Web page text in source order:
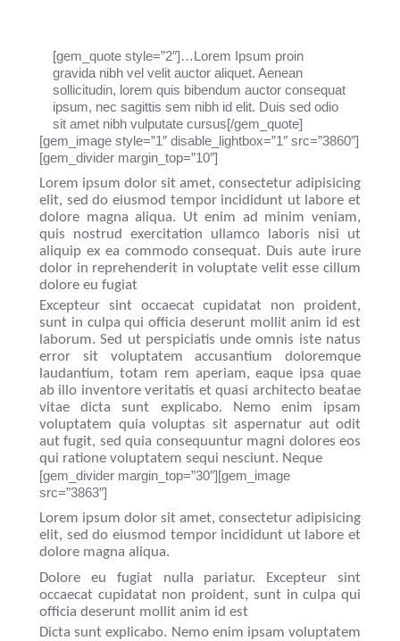
[gem_quote style=”2″]…Lorem Ipsum proin
gravida nibh vel velit auctor aliquet. Aenean
sollicitudin, lorem quis bibendum auctor consequat
ipsum, nec sagittis sem nibh id elit. Duis sed odio
sit amet nibh vulputate cursus[/gem_quote]
[gem_image style=”1″ disable_lightbox=”1″ src=”3860″]
[gem_divider margin_top=”10″]
Lorem ipsum dolor sit amet, consectetur adipisicing
elit, sed do eiusmod tempor incididunt ut labore et
dolore magna aliqua. Ut enim ad minim veniam,
quis nostrud exercitation ullamco laboris nisi ut
aliquip ex ea commodo consequat. Duis aute irure
dolor in reprehenderit in voluptate velit esse cillum
dolore eu fugiat
Excepteur sint occaecat cupidatat non proident,
sunt in culpa qui officia deserunt mollit anim id est
laborum. Sed ut perspiciatis unde omnis iste natus
error sit voluptatem accusantium doloremque
laudantium, totam rem aperiam, eaque ipsa quae
ab illo inventore veritatis et quasi architecto beatae
vitae dicta sunt explicabo. Nemo enim ipsam
voluptatem quia voluptas sit aspernatur aut odit
aut fugit, sed quia consequuntur magni dolores eos
qui ratione voluptatem sequi nesciunt. Neque
[gem_divider margin_top=”30″][gem_image
src=”3863″]
Lorem ipsum dolor sit amet, consectetur adipisicing
elit, sed do eiusmod tempor incididunt ut labore et
dolore magna aliqua.
Dolore eu fugiat nulla pariatur. Excepteur sint
occaecat cupidatat non proident, sunt in culpa qui
officia deserunt mollit anim id est
Dicta sunt explicabo. Nemo enim ipsam voluptatem